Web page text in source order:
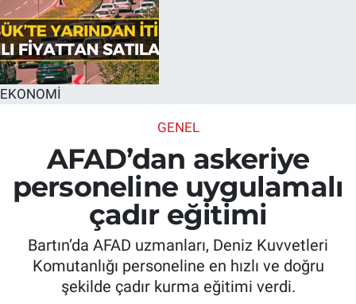
EKONOMİ
GENEL
AFAD’dan askeriye
personeline uygulamalı
çadır eğitimi
Bartın’da AFAD uzmanları, Deniz Kuvvetleri
Komutanlığı personeline en hızlı ve doğru
şekilde çadır kurma eğitimi verdi.